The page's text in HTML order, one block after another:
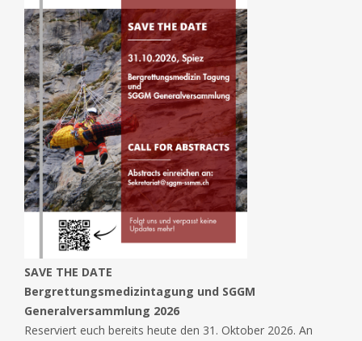
SAVE THE DATE
Bergrettungsmedizintagung und SGGM
Generalversammlung 2026
Reserviert euch bereits heute den 31. Oktober 2026. An